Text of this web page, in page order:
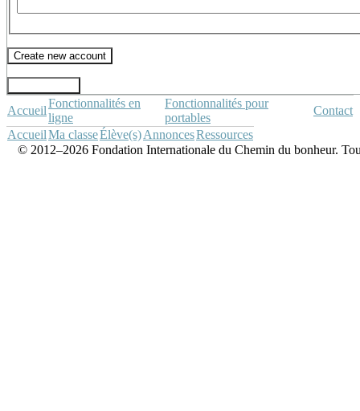
Accueil
Fonctionnalités en
ligne
Fonctionnalités pour
portables
Contact
AccueilMa classeÉlève(s)AnnoncesRessources
© 2012–2026 Fondation Internationale du Chemin du bonheur.